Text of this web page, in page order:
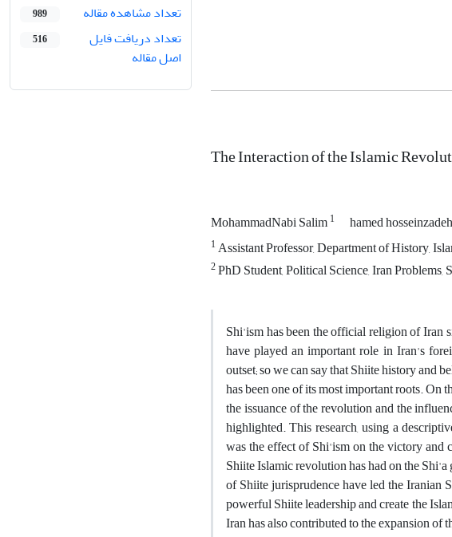
The Interaction of the Islamic
MohammadNabi Salim1 hamed hosseinzadeh
1Assistant Professor, Department of History,
2PhD Student, Political Science, Iran
Shi'ism has been the official religion of Iran
have played an important role in Iran's
outset; so we can say that Shiite history and
has been one of its most important roots.
the issuance of the revolution and the
highlighted. This research, using a
was the effect of Shi'ism on the victory
Shiite Islamic revolution has had on the
of Shiite jurisprudence have led the Iranian
powerful Shiite leadership and create the
Iran has also contributed to the expansion
تعداد مشاهده مقاله
989
تعداد دریافت فایل
اصل مقاله
516